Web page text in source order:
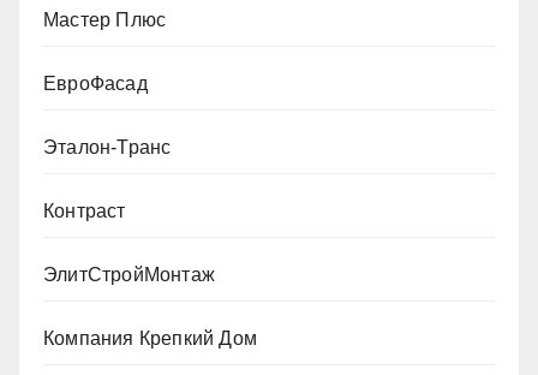
Мастер Плюс
ЕвроФасад
Эталон-Транс
Контраст
ЭлитСтройМонтаж
Компания Крепкий Дом